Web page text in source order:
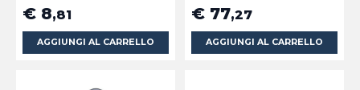
€ 8,81
AGGIUNGI AL CARRELLO
€ 77,27
AGGIUNGI AL CARRELLO